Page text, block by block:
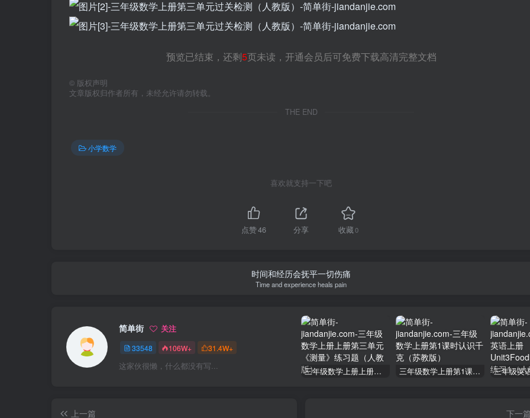
预览已结束，还剩5页未读，开通会员后可免费下载高清完整文档
© 版权声明
文章版权归作者所有，未经允许请勿转载。
THE END
小学数学
喜欢就支持一下吧
点赞46 分享 收藏0
时间和经历会抚平一切伤痛
Time and experience heals pain
简单街 关注
33548 106W+ 31.4W+
这家伙很懒，什么都没有写... 三年级数学上册上册第三单元《测量》练习题（人教版） 三年级数学上册第1课时认识千克（苏教版）
上一篇
下一篇